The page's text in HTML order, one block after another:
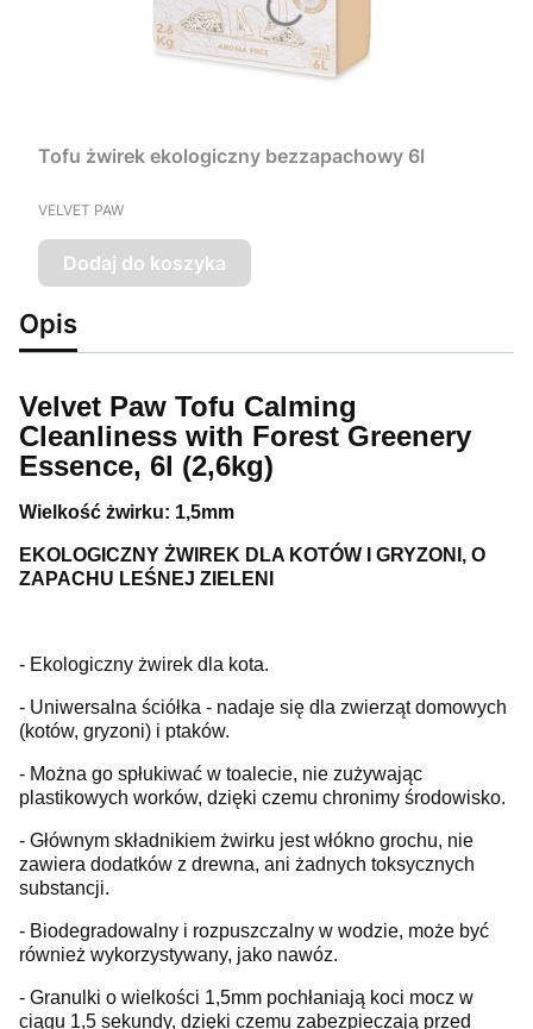
Tofu żwirek ekologiczny bezzapachowy 6l
PRODUCENT
VELVET PAW
Dodaj do koszyka
Opis
Velvet Paw Tofu Calming
Cleanliness with Forest Greenery
Essence, 6l (2,6kg)
Wielkość żwirku: 1,5mm
EKOLOGICZNY ŻWIREK DLA KOTÓW I GRYZONI, O
ZAPACHU LEŚNEJ ZIELENI
- Ekologiczny żwirek dla kota.
- Uniwersalna ściółka - nadaje się dla zwierząt domowych
(kotów, gryzoni) i ptaków.
- Można go spłukiwać w toalecie, nie zużywając
plastikowych worków, dzięki czemu chronimy środowisko.
- Głównym składnikiem żwirku jest włókno grochu, nie
zawiera dodatków z drewna, ani żadnych toksycznych
substancji.
- Biodegradowalny i rozpuszczalny w wodzie, może być
również wykorzystywany, jako nawóz.
- Granulki o wielkości 1,5mm pochłaniają koci mocz w
ciągu 1,5 sekundy, dzięki czemu zabezpieczają przed